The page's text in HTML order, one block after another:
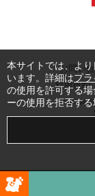
お問い
利用規約
Copyright ©
本サイトでは、よ
います。詳細はプ
の使用を許可する
ーの使用を拒否す